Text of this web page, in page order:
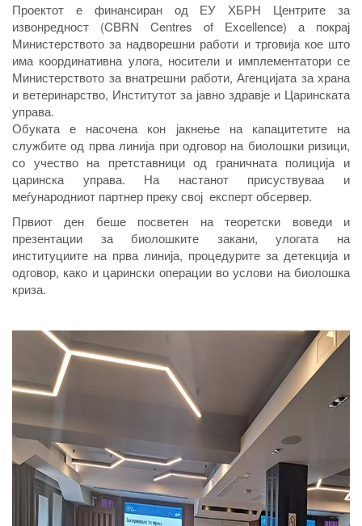
Проектот е финансиран од ЕУ ХБРН Центрите за
извонредност (CBRN Centres of Excellence) а покрај
Министерството за надворешни работи и трговија кое што
има координативна улога, носители и имплементатори се
Министерството за внатрешни работи, Агенцијата за храна
и ветеринарство, Институтот за јавно здравје и Царинската
управа.
Обуката е насочена кон јакнење на капацитетите на
службите од прва линија при одговор на биолошки ризици,
со учество на претставници од граничната полиција и
царинска управа. На настанот присуствуваа и
меѓународниот партнер преку свој експерт обсервер.
Првиот ден беше посветен на теоретски воведи и
презентации за биолошките закани, улогата на
институциите на прва линија, процедурите за детекција и
одговор, како и царински операции во услови на биолошка
криза.